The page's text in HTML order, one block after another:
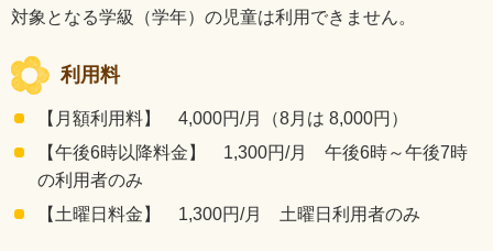
対象となる学級（学年）の児童は利用できません。
利用料
【月額利用料】 4,000円/月（8月は 8,000円）
【午後6時以降料金】 1,300円/月 午後6時～午後7時
の利用者のみ
【土曜日料金】 1,300円/月 土曜日利用者のみ